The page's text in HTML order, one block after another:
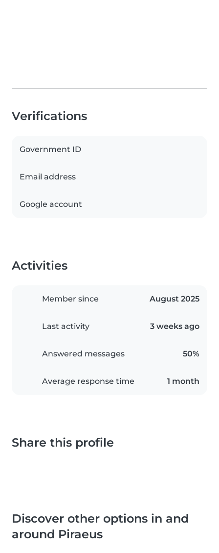
Verifications
Government ID
Email address
Google account
Activities
Member since August 2025
Last activity 3 weeks ago
Answered messages 50%
Average response time 1 month
Share this profile
Discover other options in and
around Piraeus